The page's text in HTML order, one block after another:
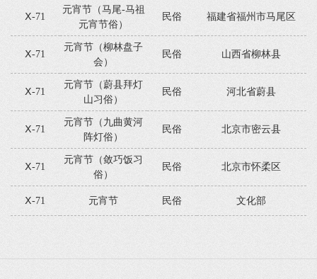
Ⅹ-71
元宵节（马尾-马祖
元宵节俗）
民俗 福建省福州市马尾区
Ⅹ-71
元宵节（柳林盘子
会）
民俗 山西省柳林县
Ⅹ-71
元宵节（蔚县拜灯
山习俗）
民俗 河北省蔚县
Ⅹ-71
元宵节（九曲黄河
阵灯俗）
民俗 北京市密云县
Ⅹ-71
元宵节（敛巧饭习
俗）
民俗 北京市怀柔区
Ⅹ-71 元宵节 民俗 文化部